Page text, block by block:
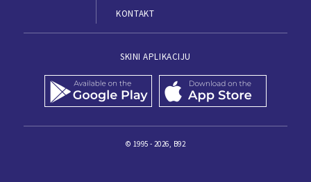
KONTAKT
SKINI APLIKACIJU
© 1995 - 2026, B92